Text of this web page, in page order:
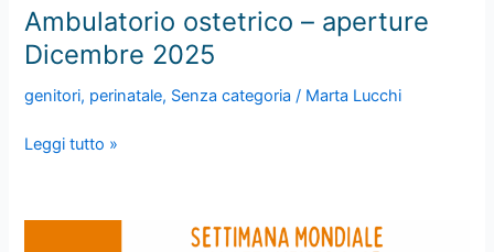
Ambulatorio ostetrico – aperture
Dicembre 2025
genitori, perinatale, Senza categoria / Marta Lucchi
Ambulatorio
aperture
Leggi tutto »